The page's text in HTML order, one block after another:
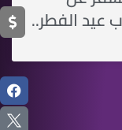
عيد الفطر..